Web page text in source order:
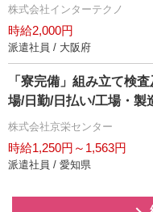
株式会社インターテクノ
時給2,000円
派遣社員 / 大阪府
「寮完備」組み立て検
場/日勤/日払い/工場・製
株式会社京栄センター
時給1,250円～1,563円
派遣社員 / 愛知県